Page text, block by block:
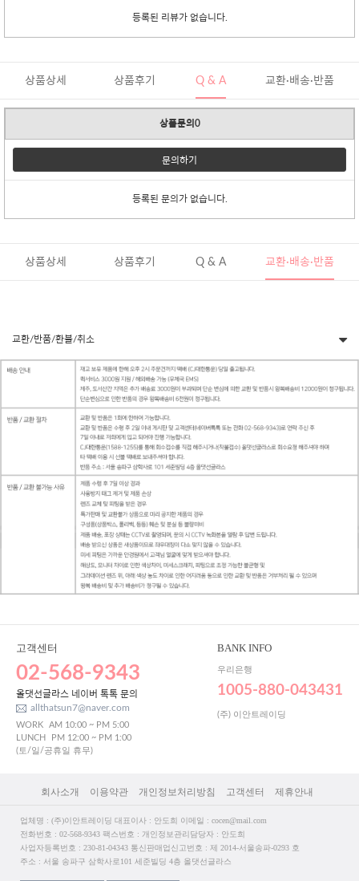
등록된 리뷰가 없습니다.
상품상세 상품후기 Q & A 교환·배송·반품
상품문의0
문의하기
등록된 문의가 없습니다.
상품상세 상품후기 Q & A 교환·배송·반품
교환/반품/환불/취소
고객센터
02-568-9343
올댓선글라스 네이버 톡톡 문의
allthatsun7@naver.com
WORK
AM 10:00 ~ PM 5:00
LUNCH
PM 12:00 ~ PM 1:00
(토/일/공휴일 휴무)
BANK INFO
우리은행
1005-880-043431
(주) 이안트레이딩
회사소개 이용약관 개인정보처리방침 고객센터 제휴안내
업체명 : (주)이안트레이딩 대표이사 : 안도희 이메일 : cocen@mail.com
전화번호 : 02-568-9343 팩스번호 : 개인정보관리담당자 : 안도희
사업자등록번호 : 230-81-04343 통신판매업신고번호 : 제 2014-서울송파-0293 호
주소 : 서울 송파구 삼학사로101 세준빌딩 4층 올댓선글라스